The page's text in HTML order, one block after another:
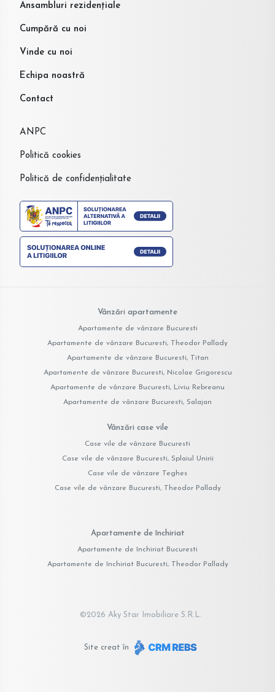
Ansambluri rezidențiale
Cumpără cu noi
Vinde cu noi
Echipa noastră
Contact
ANPC
Politică cookies
Politică de confidențialitate
Vânzări apartamente
Apartamente de vânzare Bucuresti
Apartamente de vânzare Bucuresti, Theodor Pallady
Apartamente de vânzare Bucuresti, Titan
Apartamente de vânzare Bucuresti, Nicolae Grigorescu
Apartamente de vânzare Bucuresti, Liviu Rebreanu
Apartamente de vânzare Bucuresti, Salajan
Vânzări case vile
Case vile de vânzare Bucuresti
Case vile de vânzare Bucuresti, Splaiul Unirii
Case vile de vânzare Teghes
Case vile de vânzare Bucuresti, Theodor Pallady
Apartamente de închiriat
Apartamente de închiriat Bucuresti
Apartamente de închiriat Bucuresti, Theodor Pallady
©2026 Aky Star Imobiliare S.R.L.
Site creat în